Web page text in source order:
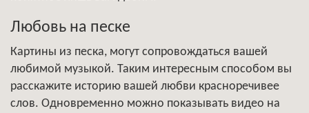
Любовь на песке
Картины из песка, могут сопровождаться вашей
любимой музыкой. Таким интересным способом вы
расскажите историю вашей любви красноречивее
слов. Одновременно можно показывать видео на